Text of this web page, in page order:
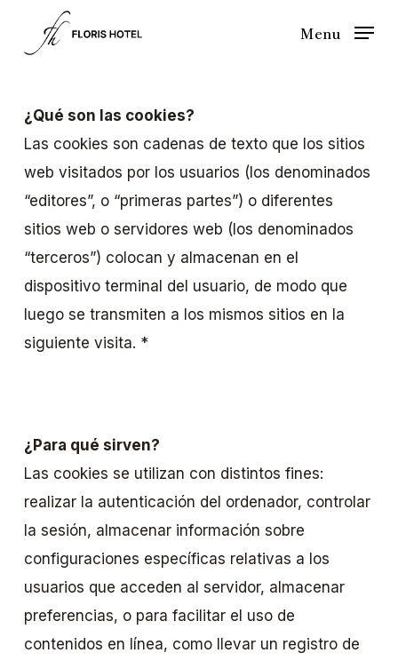
Menu
¿Qué son las cookies?
Las cookies son cadenas de texto que los sitios
web visitados por los usuarios (los denominados
“editores”, o “primeras partes”) o diferentes
sitios web o servidores web (los denominados
“terceros”) colocan y almacenan en el
dispositivo terminal del usuario, de modo que
luego se transmiten a los mismos sitios en la
siguiente visita. *
¿Para qué sirven?
Las cookies se utilizan con distintos fines:
realizar la autenticación del ordenador, controlar
la sesión, almacenar información sobre
configuraciones específicas relativas a los
usuarios que acceden al servidor, almacenar
preferencias, o para facilitar el uso de
contenidos en línea, como llevar un registro de